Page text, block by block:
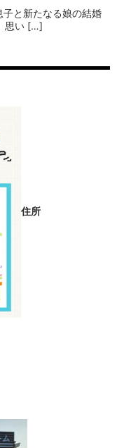
子と新たなる娘の結婚
思い […]
住所